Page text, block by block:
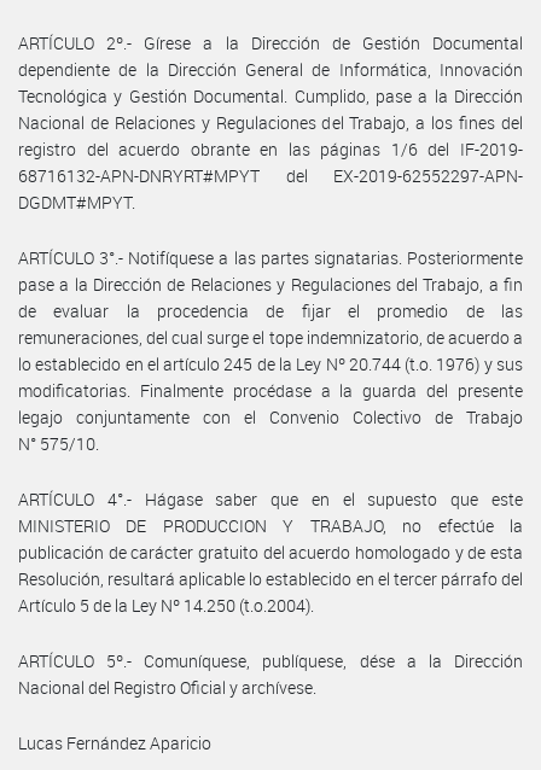
ARTÍCULO 2º.- Gírese a la Dirección de Gestión Documental
dependiente de la Dirección General de Informática, Innovación
Tecnológica y Gestión Documental. Cumplido, pase a la Dirección
Nacional de Relaciones y Regulaciones del Trabajo, a los fines del
registro del acuerdo obrante en las páginas 1/6 del IF-2019-
68716132-APN-DNRYRT#MPYT del EX-2019-62552297-APN-
DGDMT#MPYT.
ARTÍCULO 3°.- Notifíquese a las partes signatarias. Posteriormente
pase a la Dirección de Relaciones y Regulaciones del Trabajo, a fin
de evaluar la procedencia de fijar el promedio de las
remuneraciones, del cual surge el tope indemnizatorio, de acuerdo a
lo establecido en el artículo 245 de la Ley Nº 20.744 (t.o. 1976) y sus
modificatorias. Finalmente procédase a la guarda del presente
legajo conjuntamente con el Convenio Colectivo de Trabajo
N° 575/10.
ARTÍCULO 4°.- Hágase saber que en el supuesto que este
MINISTERIO DE PRODUCCION Y TRABAJO, no efectúe la
publicación de carácter gratuito del acuerdo homologado y de esta
Resolución, resultará aplicable lo establecido en el tercer párrafo del
Artículo 5 de la Ley Nº 14.250 (t.o.2004).
ARTÍCULO 5º.- Comuníquese, publíquese, dése a la Dirección
Nacional del Registro Oficial y archívese.
Lucas Fernández Aparicio